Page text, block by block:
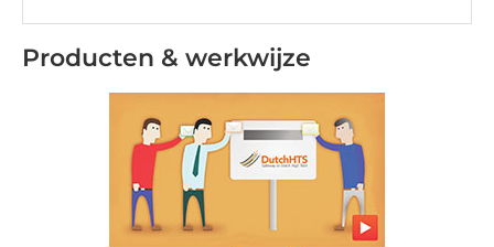
Producten & werkwijze